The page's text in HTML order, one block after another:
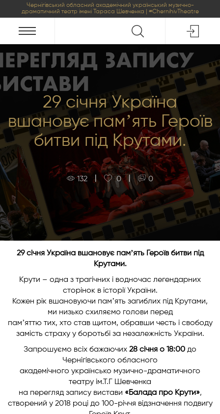
Чернігівський обласний академічний український музично-
драматичний театр імені Тараса Шевченка | #ChernihivTheatre
29 січня Україна
вшановує памʼять Героїв
битви під Крутами.
132 | 0 0
29 січня Україна вшановує памʼять Героїв битви під
Крутами.
Крути – одна з трагічних і водночас легендарних
сторінок в історії України.
Кожен рік вшановуючи памʼять загиблих під Крутами,
ми низько схиляємо голови перед
памʼяттю тих, хто став щитом, обравши честь і свободу
замість страху у боротьбі за незалежність України.
Запрошуємо всіх бажаючих 28 січня о 18:00 до
Чернігівського обласного
академічного українсько музично-драматичного
театру ім.Т.Г Шевченка
на перегляд запису вистави «Балада про Крути»,
створений у 2018 році до 100-річчя відзначення подвигу